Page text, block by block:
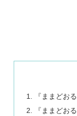
『ままどお
『ままどお